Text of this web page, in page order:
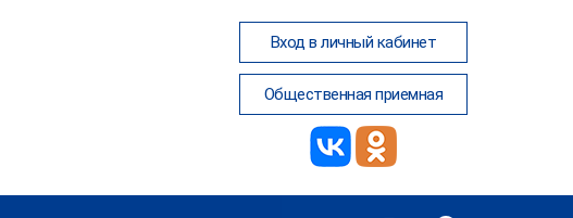
Вход в личный кабинет
Общественная приемная